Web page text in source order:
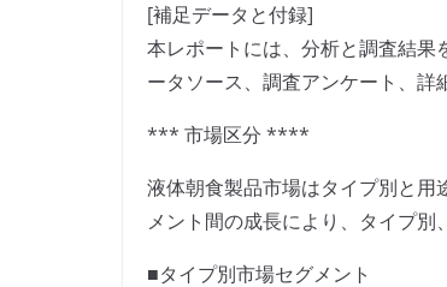
[補足データと付録]
本レポートには、分析と調査結
ータソース、調査アンケート、詳
*** 市場区分 ****
液体朝食製品市場はタイプ別と
メント間の成長により、タイプ別
■タイプ別市場セグメント